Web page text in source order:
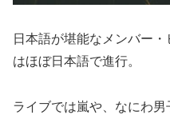
日本語が堪能なメンバー
はほぼ日本語で進行。
ライブでは嵐や、なにわ